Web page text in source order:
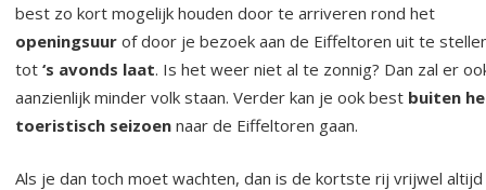
best zo kort mogelijk houden door te arriveren rond het
openingsuur of door je bezoek aan de Eiffeltoren uit te
tot ‘s avonds laat. Is het weer niet al te zonnig? Dan zal er
aanzienlijk minder volk staan. Verder kan je ook best buiten
toeristisch seizoen naar de Eiffeltoren gaan.
Als je dan toch moet wachten, dan is de kortste rij vrijwel altijd